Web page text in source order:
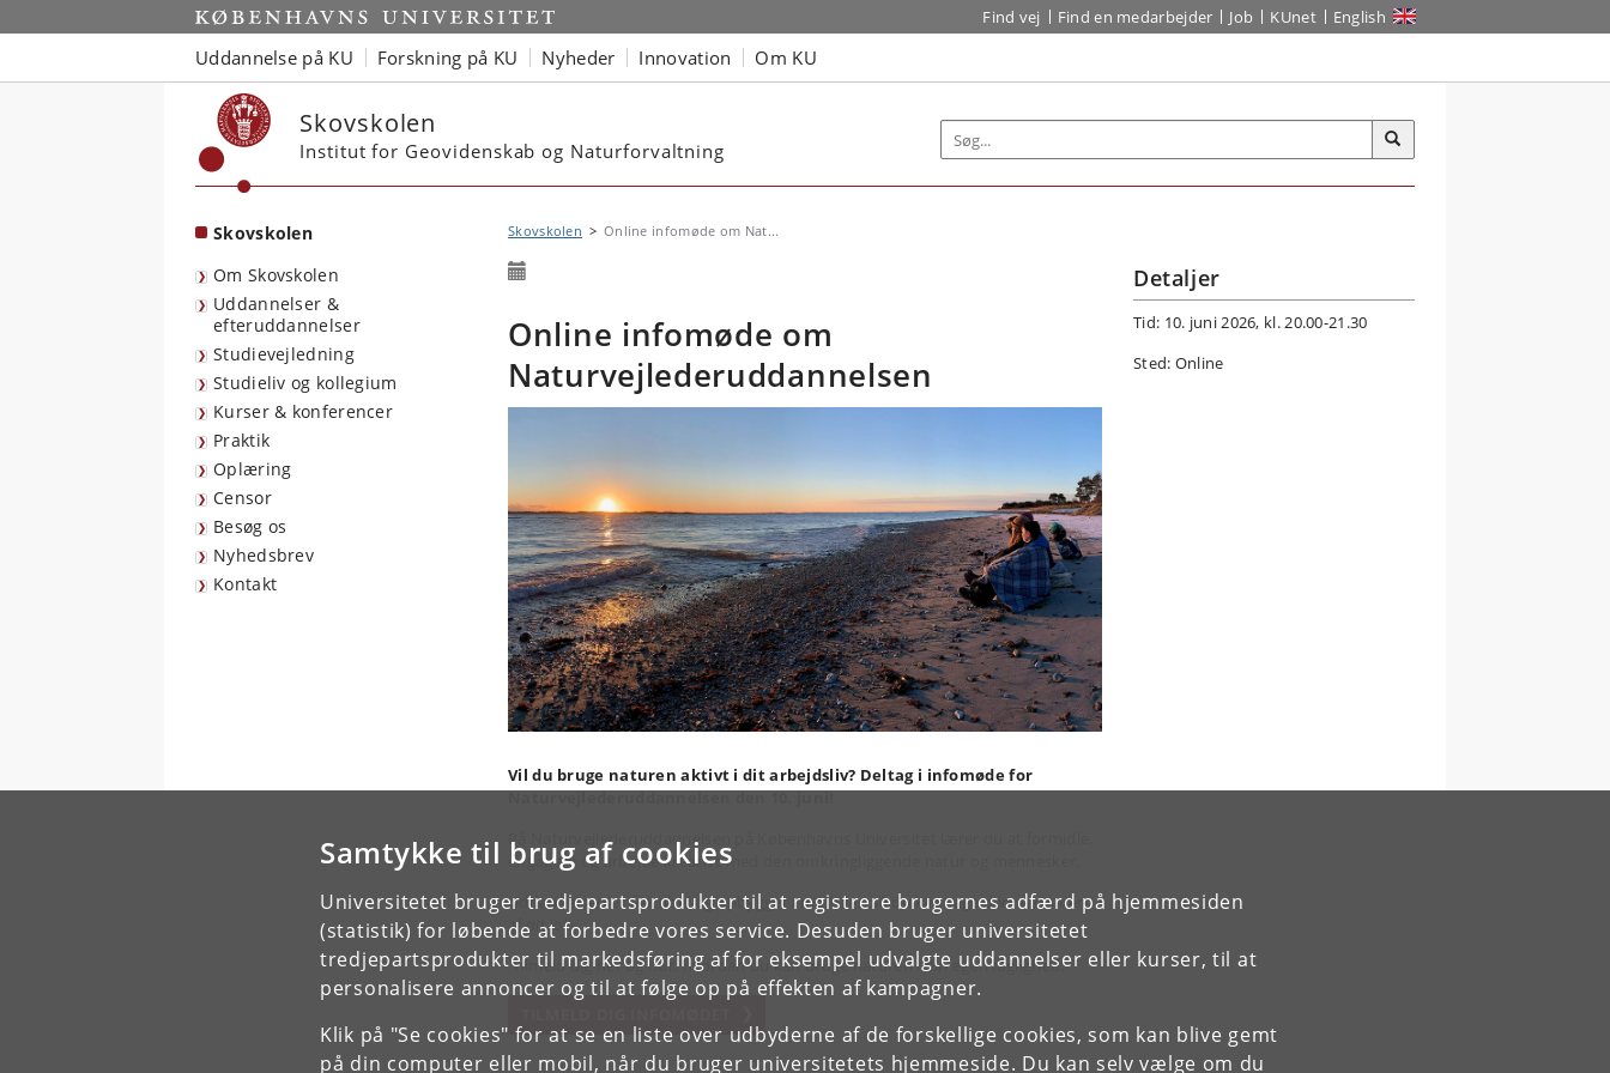
Samtykke til brug af cookies
Universitetet bruger tredjepartsprodukter til at registrere brugernes adfærd på hjemmesiden
(statistik) for løbende at forbedre vores service. Desuden bruger universitetet
tredjepartsprodukter til markedsføring af for eksempel udvalgte uddannelser eller kurser, til at
personalisere annoncer og til at følge op på effekten af kampagner.
Klik på "Se cookies" for at se en liste over udbyderne af de forskellige cookies, som kan blive gemt
på din computer eller mobil, når du bruger universitetets hjemmeside. Du kan selv vælge om du
Start Find vej Find en medarbejder Job KUnet English
Uddannelse på KU Forskning på KU Nyheder Innovation Om KU
Skovskolen
Institut for Geovidenskab og Naturforvaltning
Skovskolen
Om Skovskolen
Uddannelser &
efteruddannelser
Studievejledning
Studieliv og kollegium
Kurser & konferencer
Praktik
Oplæring
Censor
Besøg os
Nyhedsbrev
Kontakt
Skovskolen Online infomøde om Nat...
Online infomøde om
Naturvejlederuddannelsen
Vil du bruge naturen aktivt i dit arbejdsliv? Deltag i infomøde for
Naturvejlederuddannelsen den 10. juni!
På Naturvejlederuddannelsen på Københavns Universitet lærer du at formidle,
engagere og arbejde kreativt med den omkringliggende natur og mennesker.
Uddannelsen er fleksibel og opbygget i moduler, så du kan tage den ved siden
af dit job.
Tilmeld dig her og hør, hvordan du kan bruge naturen i din egen faglighed:
Detaljer
Tid: 10. juni 2026, kl. 20.00-21.30
Sted: Online